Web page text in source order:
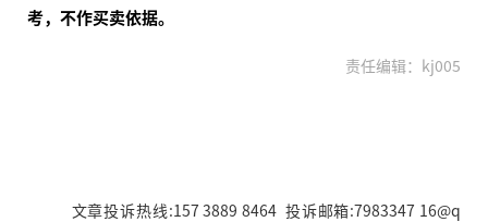
考，不作买卖依据。
责任编辑：kj005
文章投诉热线:157 3889 8464 投诉邮箱:7983347 16@q